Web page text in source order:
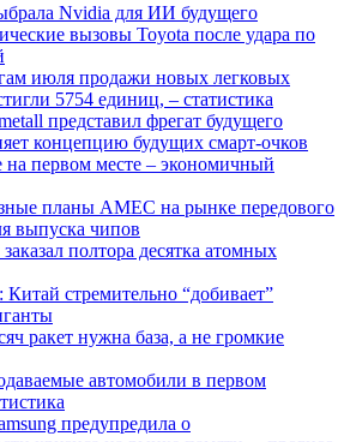
Nvidia для ИИ будущего
вызовы Toyota после удара по
июля продажи новых легковых
5754 единиц, – статистика
представил фрегат будущего
концепцию будущих смарт-очков
первом месте – экономичный
планы AMEC на рынке передового
выпуска чипов
полтора десятка атомных
стремительно “добивает”
ракет нужна база, а не громкие
автомобили в первом
предупредила о